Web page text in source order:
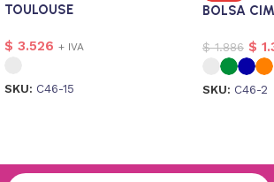
TOULOUSE
$ 3.526 + IVA
SKU: C46-15
BOLSA
$1.886 $
SKU: C46-2